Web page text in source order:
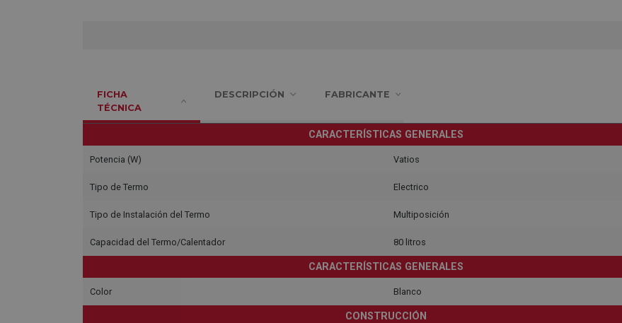
FICHA
TÉCNICA
DESCRIPCIÓN FABRICANTE
CARACTERÍSTICAS GENERALES
Potencia (W) Vatios
Tipo de Termo Electrico
Tipo de Instalación del Termo Multiposición
Capacidad del Termo/Calentador 80 litros
CARACTERÍSTICAS GENERALES
Color Blanco
CONSTRUCCIÓN